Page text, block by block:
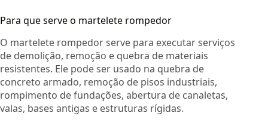
Para que serve o martelete rompedor
O martelete rompedor serve para executar serviços
de demolição, remoção e quebra de materiais
resistentes. Ele pode ser usado na quebra de
concreto armado, remoção de pisos industriais,
rompimento de fundações, abertura de canaletas,
valas, bases antigas e estruturas rígidas.